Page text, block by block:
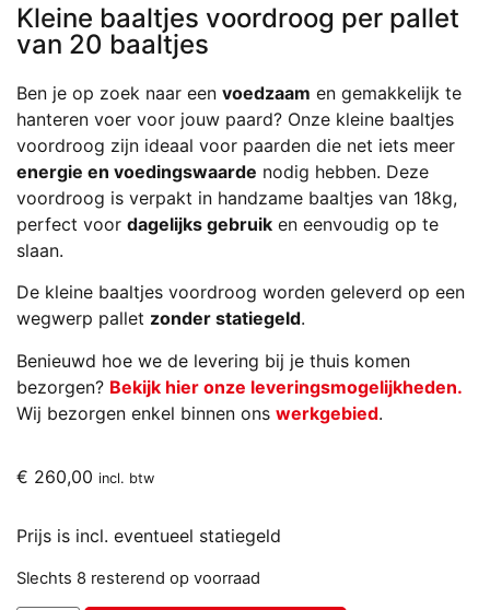
Kleine baaltjes voordroog per pallet
van 20 baaltjes
Ben je op zoek naar een voedzaam en gemakkelijk te
hanteren voer voor jouw paard? Onze kleine baaltjes
voordroog zijn ideaal voor paarden die net iets meer
energie en voedingswaarde nodig hebben. Deze
voordroog is verpakt in handzame baaltjes van 18kg,
perfect voor dagelijks gebruik en eenvoudig op te
slaan.
De kleine baaltjes voordroog worden geleverd op een
wegwerp pallet zonder statiegeld.
Benieuwd hoe we de levering bij je thuis komen
bezorgen? Bekijk hier onze leveringsmogelijkheden.
Wij bezorgen enkel binnen ons werkgebied.
€ 260,00 incl. btw
Prijs is incl. eventueel statiegeld
Slechts 8 resterend op voorraad